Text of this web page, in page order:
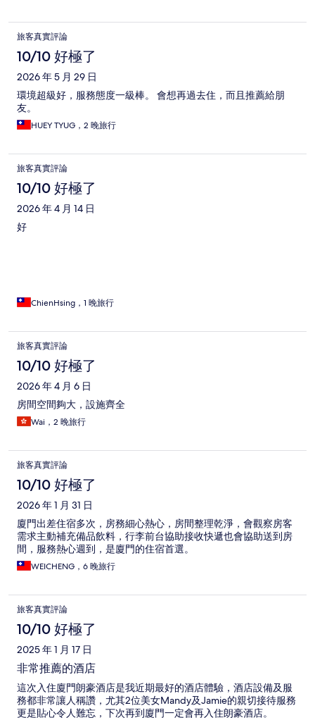
旅客真實評論
10/10 好極了
2026 年 5 月 29 日
環境超級好，服務態度一級棒。 會想再過去住，而且推薦給朋
友。
HUEY TYUG，2 晚旅行
旅客真實評論
10/10 好極了
2026 年 4 月 14 日
好
ChienHsing，1 晚旅行
旅客真實評論
10/10 好極了
2026 年 4 月 6 日
房間空間夠大，設施齊全
Wai，2 晚旅行
旅客真實評論
10/10 好極了
2026 年 1 月 31 日
廈門出差住宿多次，房務細心熱心，房間整理乾淨，會觀察房客
需求主動補充備品飲料，行李前台協助接收快遞也會協助送到房
間，服務熱心週到，是廈門的住宿首選。
WEICHENG，6 晚旅行
旅客真實評論
10/10 好極了
2025 年 1 月 17 日
非常推薦的酒店
這次入住廈門朗豪酒店是我近期最好的酒店體驗，酒店設備及服
務都非常讓人稱讚，尤其2位美女Mandy及Jamie的親切接待服務
更是貼心令人難忘，下次再到廈門一定會再入住朗豪酒店。